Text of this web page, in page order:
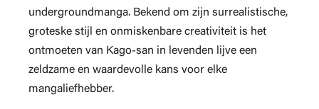
undergroundmanga. Bekend om zijn surrealistische,
groteske stijl en onmiskenbare creativiteit is het
ontmoeten van Kago-san in levenden lijve een
zeldzame en waardevolle kans voor elke
mangaliefhebber.